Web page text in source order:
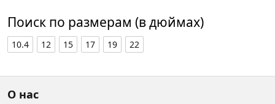
Поиск по размерам (в дюймах)
10.4 12 15 17 19 22
О нас